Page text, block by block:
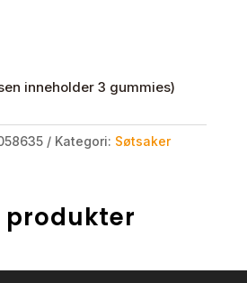
inneholder 3 gummies)
Kategori: Søtsaker
produkter